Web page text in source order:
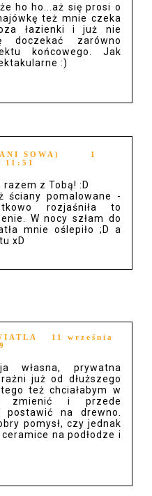
ho ho...aż się prosi o
też mnie czeka
łazienki i już nie
doczekać zarówno
końcowego. Jak
:)
SOWA)
1
11:51
razem z Tobą! :D
ściany pomalowane -
rozjaśniła to
W nocy szłam do
mnie oślepiło ;D a
xD
11 września
własna, prywatna
już od dłuższego
też chciałabym w
zmienić i przede
postawić na drewno.
pomysł, czy jednak
na podłodze i